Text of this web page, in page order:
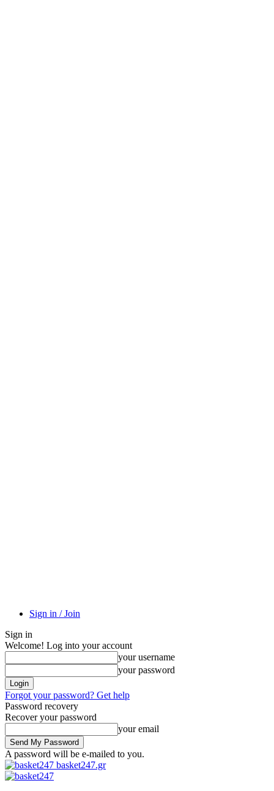
Sign in / Join
Sign in
Welcome! Log into your account
your username
your password
Forgot your password? Get help
Password recovery
Recover your password
your email
A password will be e-mailed to you.
basket247.gr